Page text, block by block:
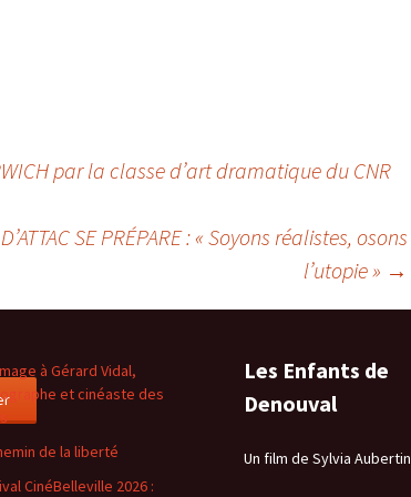
par la classe d’art dramatique du CNR
SE PRÉPARE : « Soyons réalistes, osons
l’utopie » →
à Gérard Vidal,
et cinéaste des
de la liberté
CinéBelleville 2026 :
Les Enfants de
Denouval
Un film de Sylvia Aubertin